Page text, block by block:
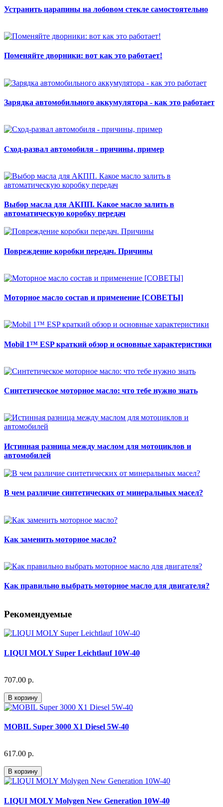
Устранить царапины на лобовом стекле самостоятельно
Поменяйте дворники: вот как это работает!
Зарядка автомобильного аккумулятора - как это работает
Сход-развал автомобиля - причины, пример
Выбор масла для АКПП. Какое масло залить в
автоматическую коробку передач
Повреждение коробки передач. Причины
Моторное масло состав и применение [СОВЕТЫ]
Mobil 1™ ESP краткий обзор и основные характеристики
Синтетическое моторное масло: что тебе нужно знать
Истинная разница между маслом для мотоциклов и
автомобилей
В чем различие синтетических от минеральных масел?
Как заменить моторное масло?
Как правильно выбрать моторное масло для двигателя?
Рекомендуемые
LIQUI MOLY Super Leichtlauf 10W-40
707.00 р.
В корзину
MOBIL Super 3000 X1 Diesel 5W-40
617.00 р.
В корзину
LIQUI MOLY Molygen New Generation 10W-40